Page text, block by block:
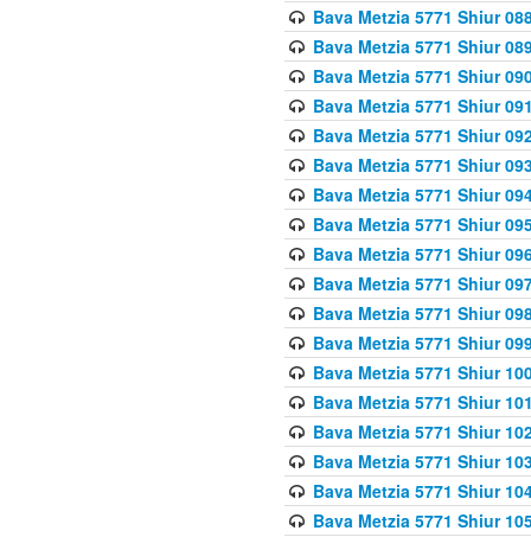
Bava Metzia 5771 Shiur
Bava Metzia 5771 Shiur
Bava Metzia 5771 Shiur
Bava Metzia 5771 Shiur
Bava Metzia 5771 Shiur
Bava Metzia 5771 Shiur
Bava Metzia 5771 Shiur
Bava Metzia 5771 Shiur
Bava Metzia 5771 Shiur
Bava Metzia 5771 Shiur
Bava Metzia 5771 Shiur
Bava Metzia 5771 Shiur
Bava Metzia 5771 Shiur
Bava Metzia 5771 Shiur
Bava Metzia 5771 Shiur
Bava Metzia 5771 Shiur
Bava Metzia 5771 Shiur
Bava Metzia 5771 Shiur